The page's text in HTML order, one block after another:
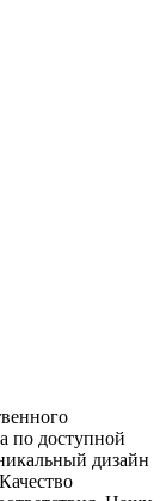
по доступной
дизайн